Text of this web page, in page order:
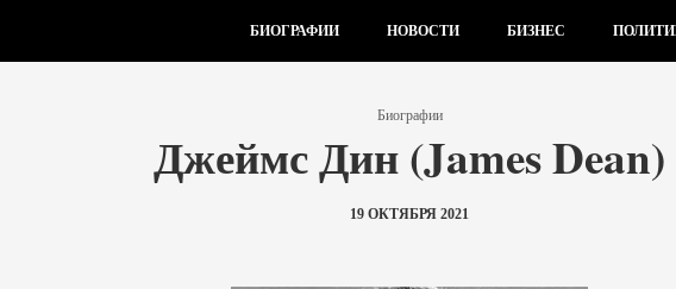
БИОГРАФИИ НОВОСТИ БИЗНЕС
Биографии
Джеймс Дин (James Dean)
19 ОКТЯБРЯ 2021